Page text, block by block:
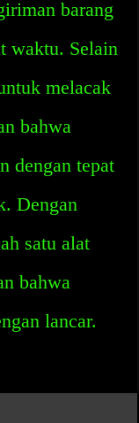
barang
waktu. Selain
melacak
bahwa
dengan tepat
Dengan
satu alat
bahwa
lancar.